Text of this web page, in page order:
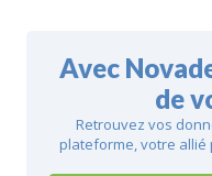
Avec
de
Retrouvez vos
plateforme, votre